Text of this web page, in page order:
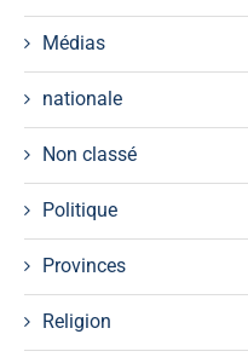
Médias
nationale
Non classé
Politique
Provinces
Religion